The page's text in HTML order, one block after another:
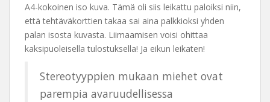
A4-kokoinen iso kuva. Tämä oli siis leikattu paloiksi niin,
että tehtäväkorttien takaa sai aina palkkioksi yhden
palan isosta kuvasta. Liimaamisen voisi ohittaa
kaksipuoleisella tulostuksella! Ja eikun leikaten!
Stereotyyppien mukaan miehet ovat
parempia avaruudellisessa